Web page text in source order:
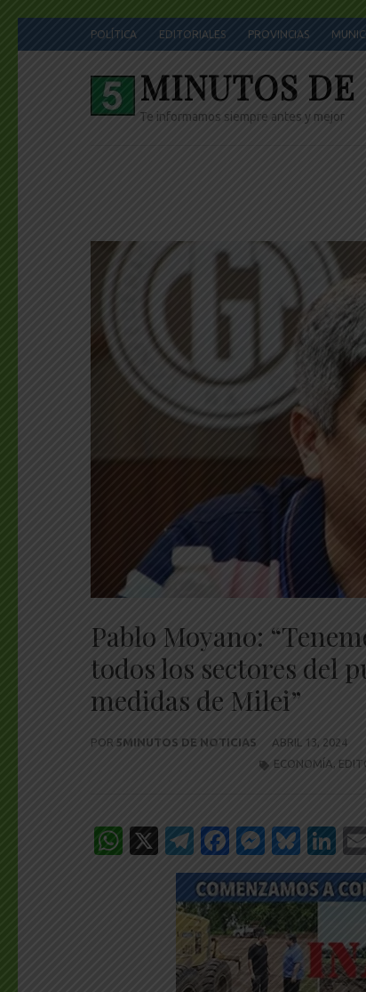
to
POLÍTICA EDITORIALES PROVINCIAS
MINUTOS
Te informamos siempre antes y mejor
Pablo Moyano:
todos los sectores del
medidas de Milei”
POR 5MINUTOS DE NOTICIAS
ABRIL 13, 2024
ECONOMÍA,
WhatsApp
X Telegram
Facebook